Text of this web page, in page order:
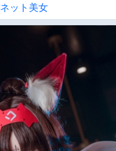
ネット美女